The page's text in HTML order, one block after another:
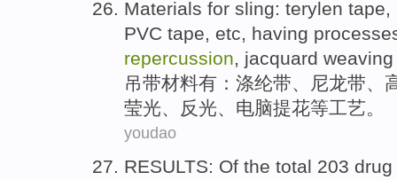
Materials for sling: terylen tape,
PVC tape, etc, having
repercussion, jacquard
吊带材料有： 涤纶带、 尼龙带、
莹光、 反光、 电脑提花等工艺。
youdao
RESULTS: Of the total 203 drug